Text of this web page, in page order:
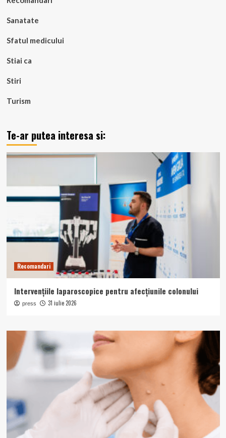
Sanatate
Sfatul medicului
Stiai ca
Stiri
Turism
Te-ar putea interesa si:
Recomandari
Intervențiile laparoscopice pentru afecțiunile colonului
press 31 iulie 2026